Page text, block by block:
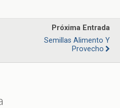
Próxima Entrada
Semillas Alimento Y
Provecho